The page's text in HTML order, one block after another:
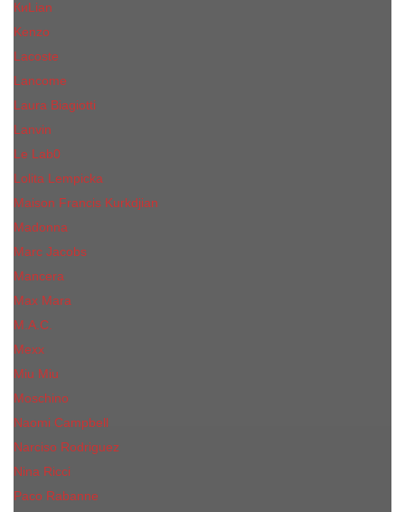
КиLian
Kenzo
Lacoste
Lancome
Laura Biagiotti
Lanvin
Lе Lab0
Lolita Lempicka
Maison Francis Kurkdjian
Madonna
Marc Jacobs
Mancera
Max Mara
M.А.C.
Mexx
Miu Miu
Mоsсhino
Naomi Campbell
Narciso Rodriguez
Nina Ricci
Paco Rabanne